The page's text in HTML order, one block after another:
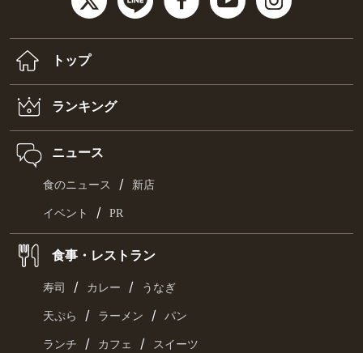
トップ
ランキング
ニュース
食のニュース / 新店
イベント / PR
食事・レストラン
寿司 / カレー / うなぎ
天ぷら / ラーメン / パン
ランチ / カフェ / スイーツ